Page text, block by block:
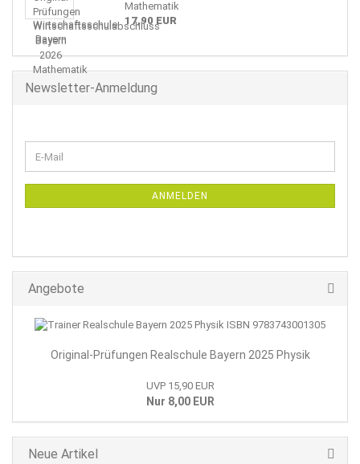
Mathematik
17,90 EUR
Newsletter-Anmeldung
ZUR
E-
Mail
ANMELDEN
Angebote
Original-Prüfungen Realschule Bayern 2025 Physik
UVP 15,90 EUR
Nur 8,00 EUR
Neue Artikel